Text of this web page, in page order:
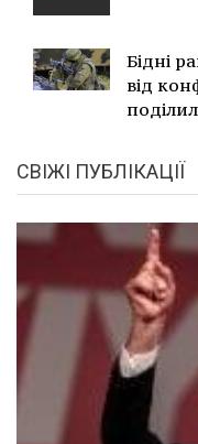
Бідні
від
СВІЖІ ПУБЛІКАЦІЇ